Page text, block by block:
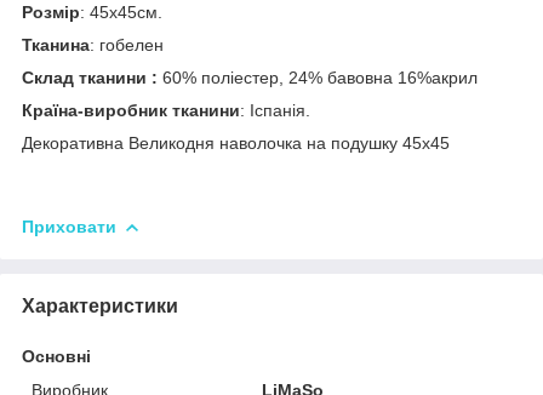
Розмір: 45х45см.
Тканина: гобелен
Склад тканини : 60% поліестер, 24% бавовна 16%акрил
Країна-виробник тканини: Іспанія.
Декоративна Великодня наволочка на подушку 45х45
Приховати
Характеристики
Основні
Виробник
LiMaSo